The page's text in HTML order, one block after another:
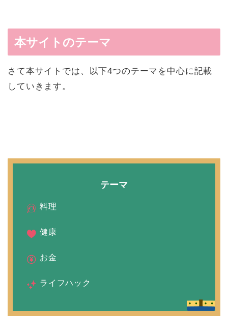
本サイトのテーマ
さて本サイトでは、以下4つのテーマを中心に記載
していきます。
テーマ
料理
健康
お金
ライフハック